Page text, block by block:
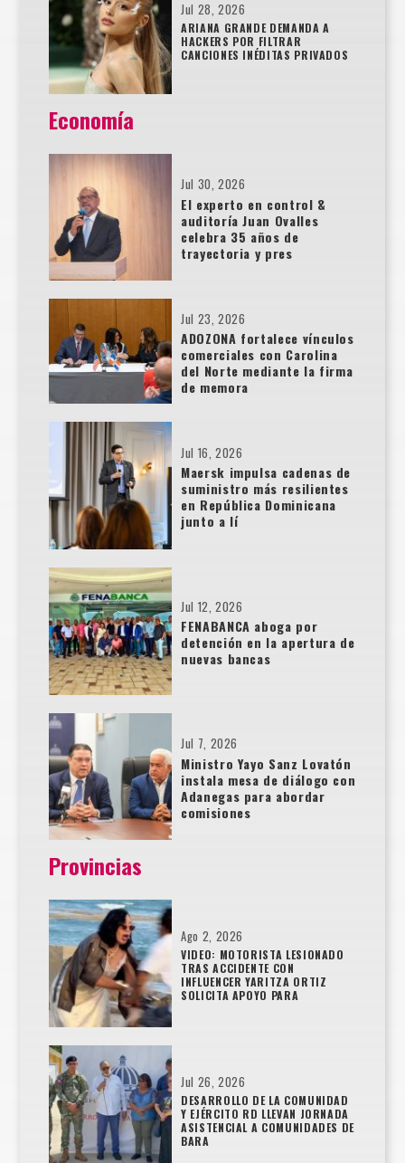
Jul 28, 2026
ARIANA GRANDE DEMANDA A
HACKERS POR FILTRAR
CANCIONES INÉDITAS PRIVADOS
Economía
Jul 30, 2026
El experto en control &
auditoría Juan Ovalles
celebra 35 años de
trayectoria y pres
Jul 23, 2026
ADOZONA fortalece vínculos
comerciales con Carolina
del Norte mediante la firma
de memora
Jul 16, 2026
Maersk impulsa cadenas de
suministro más resilientes
en República Dominicana
junto a lí
Jul 12, 2026
FENABANCA aboga por
detención en la apertura de
nuevas bancas
Jul 7, 2026
Ministro Yayo Sanz Lovatón
instala mesa de diálogo con
Adanegas para abordar
comisiones
Provincias
Ago 2, 2026
VIDEO: MOTORISTA LESIONADO
TRAS ACCIDENTE CON
INFLUENCER YARITZA ORTIZ
SOLICITA APOYO PARA
Jul 26, 2026
DESARROLLO DE LA COMUNIDAD
Y EJÉRCITO RD LLEVAN JORNADA
ASISTENCIAL A COMUNIDADES DE
BARA